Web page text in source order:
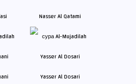
Nasser Al Qatami
Yasser Al Dosari